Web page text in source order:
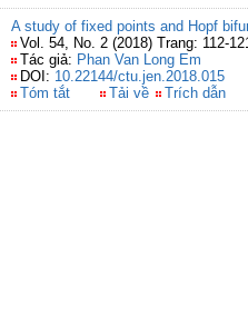
A study of fixed points and Hopf
Vol. 54, No. 2 (2018) Trang: 112-
Tác giả: Phan Van Long Em
DOI: 10.22144/ctu.jen.2018.015
Tóm tắt
Tải về Trích dẫn